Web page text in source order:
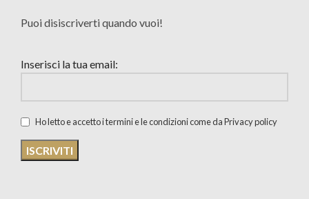
Puoi disiscriverti quando vuoi!
Inserisci la tua email:
Ho letto e accetto i termini e le condizioni come da Privacy policy